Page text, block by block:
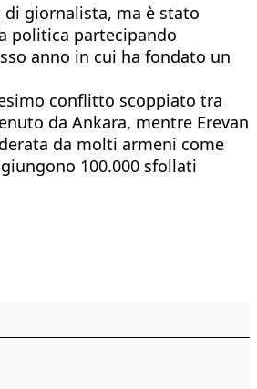
di giornalista, ma è stato
politica partecipando
anno in cui ha fondato un
conflitto scoppiato tra
da Ankara, mentre Erevan
da molti armeni come
100.000 sfollati